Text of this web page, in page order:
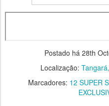
Postado há 28th
Localização:
Marcadores: 12 SUPER